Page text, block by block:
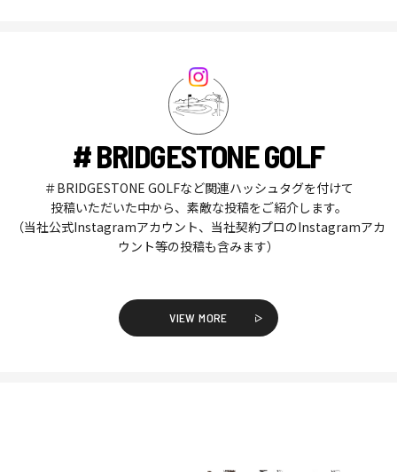
# BRIDGESTONE GOLF
＃BRIDGESTONE GOLFなど関連ハッシュタグを付けて
投稿いただいた中から、素敵な投稿をご紹介します。
（当社公式Instagramアカウント、当社契約プロのInstagramアカ
ウント等の投稿も含みます）
VIEW MORE